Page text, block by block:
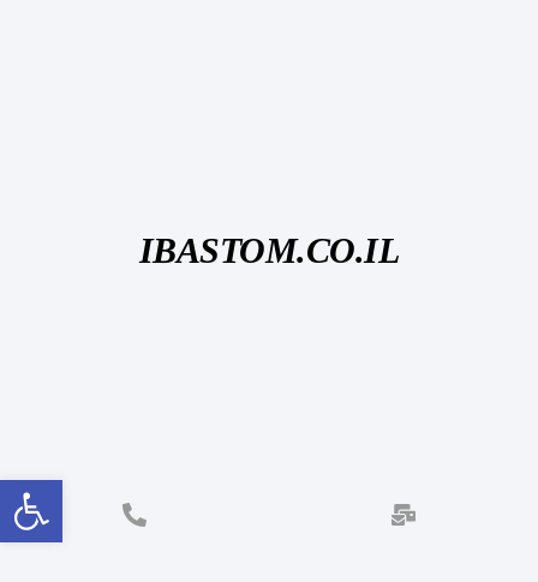
פתח סרגל נגישות
IBASTOM.CO.IL